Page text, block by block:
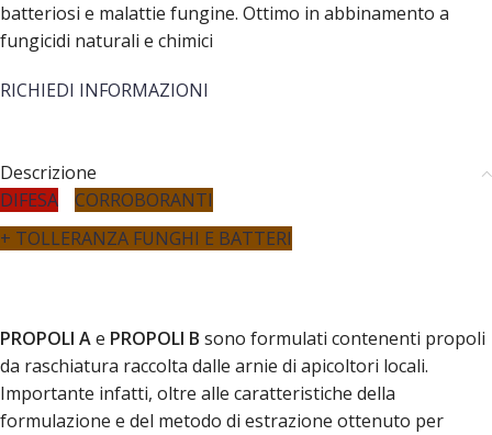
batteriosi e malattie fungine. Ottimo in abbinamento a
fungicidi naturali e chimici
RICHIEDI INFORMAZIONI
Descrizione
DIFESA
CORROBORANTI
+ TOLLERANZA FUNGHI E BATTERI
PROPOLI Ae PROPOLI B sono formulati contenenti propoli
da raschiatura raccolta dalle arnie di apicoltori locali.
Importante infatti, oltre alle caratteristiche della
formulazione e del metodo di estrazione ottenuto per